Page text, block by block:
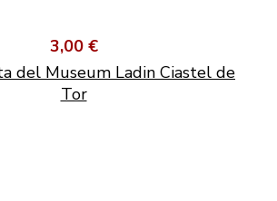
3,00 €
del Museum Ladin Ciastel de
Tor